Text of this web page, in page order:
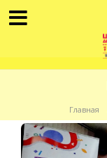
Главная